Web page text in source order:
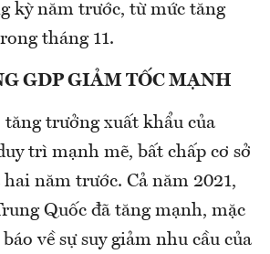
kỳ năm trước, từ mức tăng
tháng 11.
GDP GIẢM TỐC MẠNH
trưởng xuất khẩu của
trì mạnh mẽ, bất chấp cơ sở
hai năm trước. Cả năm 2021,
Quốc đã tăng mạnh, mặc
về sự suy giảm nhu cầu của